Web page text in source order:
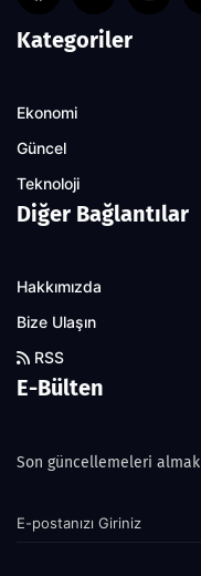
Kategoriler
Ekonomi
Güncel
Teknoloji
Diğer Bağlantılar
Hakkımızda
Bize Ulaşın
RSS
E-Bülten
Son güncellemeleri